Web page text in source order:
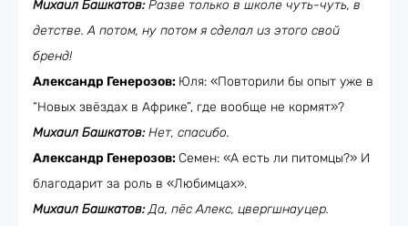
Михаил Башкатов:Разве только в школе чуть-чуть, в
детстве. А потом, ну потом я сделал из этого свой
бренд!
Александр Генерозов: Юля: «Повторили бы опыт уже в
“Новых звёздах в Африке”, где вообще не кормят»?
Михаил Башкатов:Нет, спасибо.
Александр Генерозов: Семен: «А есть ли питомцы?» И
благодарит за роль в «Любимцах».
Михаил Башкатов:Да, пёс Алекс, цвергшнауцер.